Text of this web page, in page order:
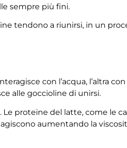
sempre più fini.
tendono a riunirsi, in un
con l’acqua, l’altra
alle goccioline di unirsi.
proteine del latte, come le
aumentando la